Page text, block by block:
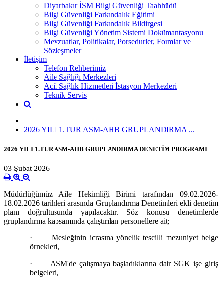
Diyarbakır İSM Bilgi Güvenliği Taahhüdü
Bilgi Güvenliği Farkındalık Eğitimi
Bilgi Güvenliği Farkındalık Bildirgesi
Bilgi Güvenliği Yönetim Sistemi Dokümantasyonu
Mevzuatlar, Politikalar, Porsedurler, Formlar ve
Sözleşmeler
İletişim
Telefon Rehberimiz
Aile Sağlığı Merkezleri
Acil Sağlık Hizmetleri İstasyon Merkezleri
Teknik Servis
2026 YILI 1.TUR ASM-AHB GRUPLANDIRMA ...
2026 YILI 1.TUR ASM-AHB GRUPLANDIRMA DENETİM PROGRAMI
03 Şubat 2026
Müdürlüğümüz Aile Hekimliği Birimi tarafından 09.02.2026-
18.02.2026 tarihleri arasında Gruplandırma Denetimleri ekli denetim
planı doğrultusunda yapılacaktır. Söz konusu denetimlerde
gruplandırma kapsamında çalıştırılan personellere ait;
·
Mesleğinin icrasına yönelik tescilli mezuniyet belge
örnekleri,
·
ASM'de çalışmaya başladıklarına dair SGK işe giriş
belgeleri,